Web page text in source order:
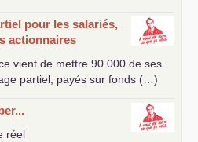
pour les salariés,
actionnaires
vient de mettre 90.000 de ses
partiel, payés sur fonds (…)
réel